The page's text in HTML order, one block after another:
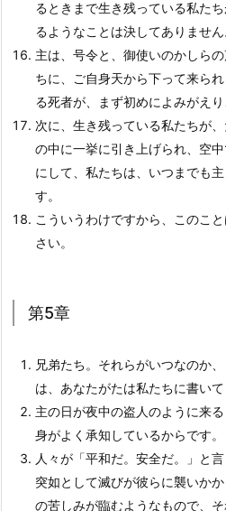
るときまで生き残っている私た
るようなことは決してありません
主は、号令と、御使いのかしら
ちに、ご自身天から下って来ら
る死者が、まず初めによみがえり
次に、生き残っている私たちが
の中に一挙に引き上げられ、空
にして、私たちは、いつまでも
す。
こういうわけですから、このこ
さい。
第5章
兄弟たち。それらがいつなのか
は、あなたがたは私たちに書い
主の日が夜中の盗人のように来
身がよく承知しているからです。
人々が「平和だ。安全だ。」と
突如として滅びが彼らに襲いか
の苦しみが臨むようなもので、